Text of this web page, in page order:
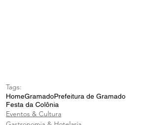
Tags:
HomeGramadoPrefeitura de Gramado
Festa da Colônia
Eventos & Cultura